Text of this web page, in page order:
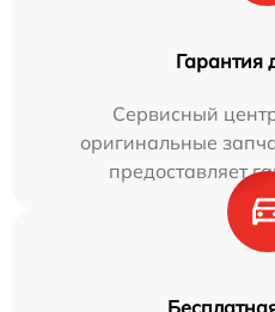
Гарантия
Сервисный
оригинальные
предоставляет